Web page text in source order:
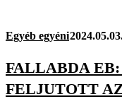
Egyéb egyéni
FALLABDA
FELJUTOTT